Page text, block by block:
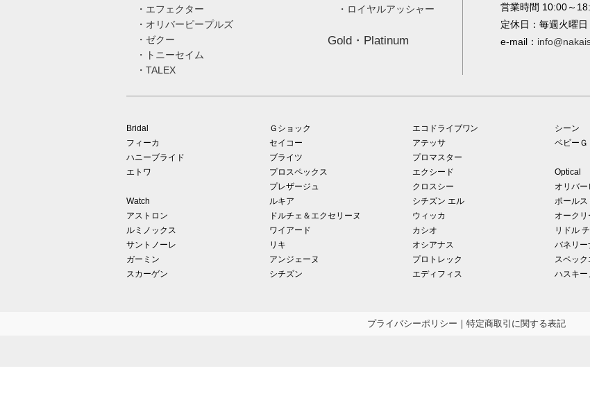
・エフェクター
・オリバーピープルズ
・ゼクー
・トニーセイム
・TALEX
・ロイヤルアッシャー
Gold・Platinum
営業時間 10:00～
定休日：毎週火曜日
e-mail：
Bridal
フィーカ
ハニーブライド
エトワ
Watch
アストロン
ルミノックス
サントノーレ
ガーミン
スカーゲン
Ｇショック
セイコー
ブライツ
プロスペックス
プレザージュ
ルキア
ドルチェ＆エクセリーヌ
ワイアード
リキ
アンジェーヌ
シチズン
エコドライブワン
アテッサ
プロマスター
エクシード
クロスシー
シチズン エル
ウィッカ
カシオ
オシアナス
プロトレック
エディフィス
シーン
ベビーＧ
Optical
オリバ
ポールス
オークリ
リドル
バネリー
スペック
ハスキー
プライバシーポリシー ｜ 特定商取引に関する表記